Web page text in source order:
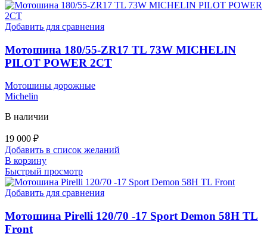
Добавить для сравнения
Мотошина 180/55-ZR17 TL 73W MICHELIN
PILOT POWER 2CT
Мотошины дорожные
Michelin
В наличии
19 000 ₽
Добавить в список желаний
В корзину
Быстрый просмотр
Добавить для сравнения
Мотошина Pirelli 120/70 -17 Sport Demon 58H TL
Front